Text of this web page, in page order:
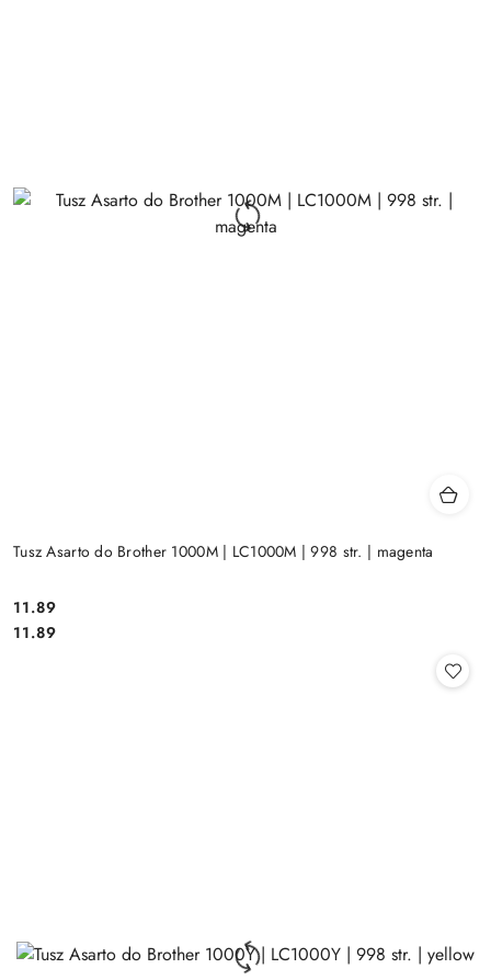
Tusz Asarto do Brother 1000M | LC1000M | 998 str. | magenta
Cena:
11.89
Cena:
11.89